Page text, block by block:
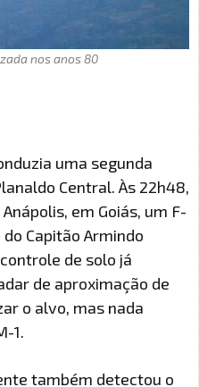
nos anos 80
uma segunda
Central. Às 22h48,
em Goiás, um F-
Capitão Armindo
de solo já
de aproximação de
o alvo, mas nada
1.
também detectou o